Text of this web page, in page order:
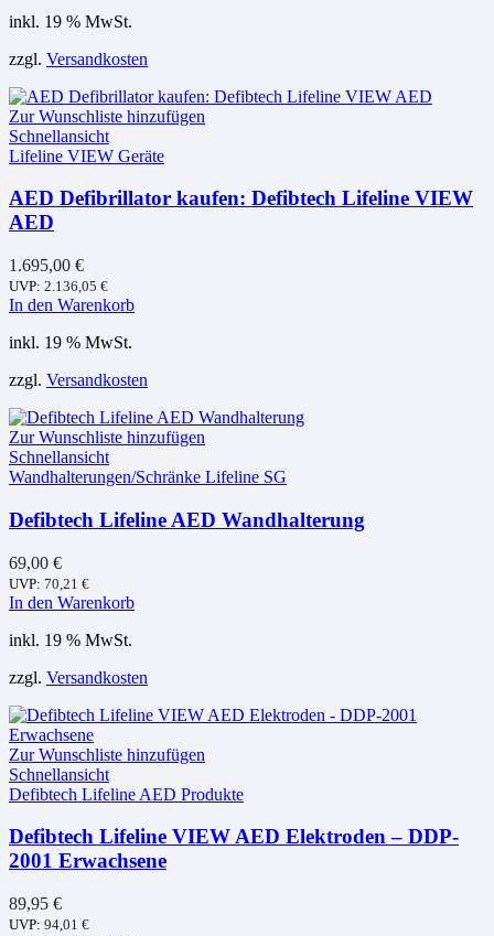
inkl. 19 % MwSt.
zzgl. Versandkosten
Zur Wunschliste hinzufügen
Schnellansicht
Lifeline VIEW Geräte
AED Defibrillator kaufen: Defibtech Lifeline VIEW
AED
1.695,00 €
UVP: 2.136,05 €
In den Warenkorb
inkl. 19 % MwSt.
zzgl. Versandkosten
Zur Wunschliste hinzufügen
Schnellansicht
Wandhalterungen/Schränke Lifeline SG
Defibtech Lifeline AED Wandhalterung
69,00 €
UVP: 70,21 €
In den Warenkorb
inkl. 19 % MwSt.
zzgl. Versandkosten
Zur Wunschliste hinzufügen
Schnellansicht
Defibtech Lifeline AED Produkte
Defibtech Lifeline VIEW AED Elektroden – DDP-
2001 Erwachsene
89,95 €
UVP: 94,01 €